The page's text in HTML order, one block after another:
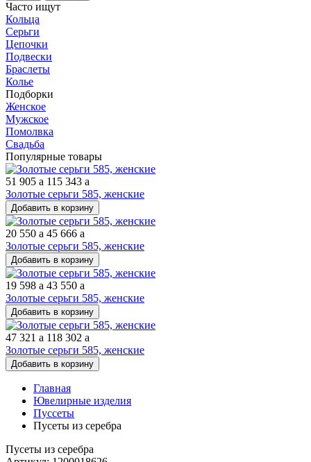
Часто ищут
Кольца
Серьги
Цепочки
Подвески
Браслеты
Колье
Подборки
Женское
Мужское
Помолвка
Свадьба
Популярные товары
51 905 a 115 343 a
Золотые серьги 585, женские
Добавить в корзину
20 550 a 45 666 a
Золотые серьги 585, женские
Добавить в корзину
19 598 a 43 550 a
Золотые серьги 585, женские
Добавить в корзину
47 321 a 118 302 a
Золотые серьги 585, женские
Добавить в корзину
Главная
Ювелирные изделия
Пуссеты
Пусеты из серебра
Пусеты из серебра